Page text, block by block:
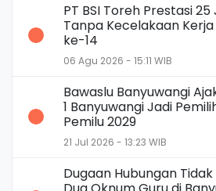
PT BSI Toreh Prestasi
Tanpa Kecelakaan
ke-14
06 Agu 2026 - 15:11 WIB
Bawaslu Banyuwangi
1 Banyuwangi Jadi
Pemilu 2029
21 Jul 2026 - 13:23 WIB
Dugaan Hubungan